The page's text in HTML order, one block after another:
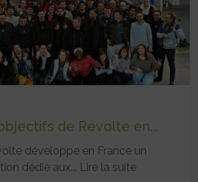
de Revolte en...
développe en France un
dédié aux... Lire la suite